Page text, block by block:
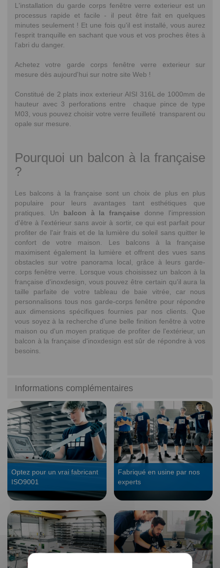
L'installation du garde corps fenêtre verre exterieur est un
processus rapide et facile - il peut être fait en quelques
minutes seulement ! Et une fois qu'il est installé, vous aurez
l'esprit tranquille en sachant que vous et vos proches êtes à
l'abri du danger.
Achetez votre garde corps fenêtre verre exterieur sur
mesure dès aujourd'hui sur notre site Web !
Constitué de 2 plats inox exterieur AISI 316L de 1000mm de
hauteur avec 3 perforations entre chaque pince de type
M03, vous pouvez choisir votre verre feuilleté transparent ou
opale sur mesure.
Pourquoi un balcon à la française
?
Les balcons à la française sont un choix de plus en plus
populaire pour leurs avantages tant esthétiques que
pratiques. Un balcon à la française donne l'impression
d'être à l'extérieur sans avoir à sortir, ce qui est parfait pour
profiter de l'air frais et de la lumière du soleil sans quitter le
confort de votre maison. Les balcons à la française
maximisent également la lumière et offrent des vues sans
obstacles sur votre panorama local, grâce à leurs garde-
corps fenêtre verre. Lorsque vous choisissez un balcon à la
française d'inoxdesign, vous pouvez être certain qu'il aura la
taille parfaite de votre tableau de baie vitrée, car nous
personnalisons tous nos garde-corps fenêtre pour répondre
aux dimensions spécifiques fournies par nos clients. Que
vous soyez à la recherche d'une belle finition fenêtre à votre
maison ou d'un moyen pratique de profiter de l'extérieur, un
balcon à la française d'inoxdesign est sûr de répondre à vos
besoins.
Informations complémentaires
Optez pour un vrai fabricant
ISO9001
Fabriqué en usine par nos
experts